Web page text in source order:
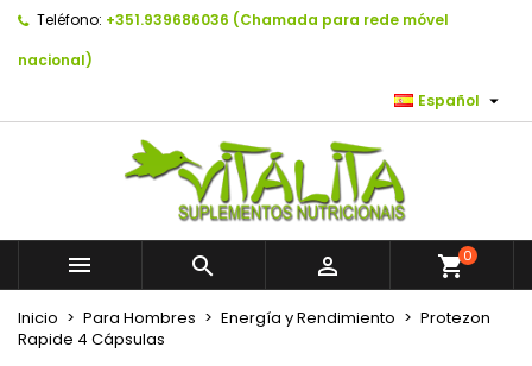
Teléfono: +351.939686036 (Chamada para rede móvel
nacional)
Español 
   shopping_cart0
Inicio Para Hombres Energía y Rendimiento
Protezon
Rapide 4 Cápsulas
As minhas listas de desejos
Crear lista de deseos
Nombre de la lista de deseos
Iniciar sesión
Debe iniciar sesión para guardar productos en su
lista de deseos.
Cancelar Iniciar sesión